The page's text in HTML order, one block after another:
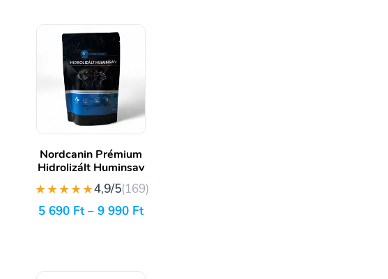
Nordcanin Prémium
Hidrolizált Huminsav
★★★★★4,9/5(169)
5 690 Ft– 9 990 Ft